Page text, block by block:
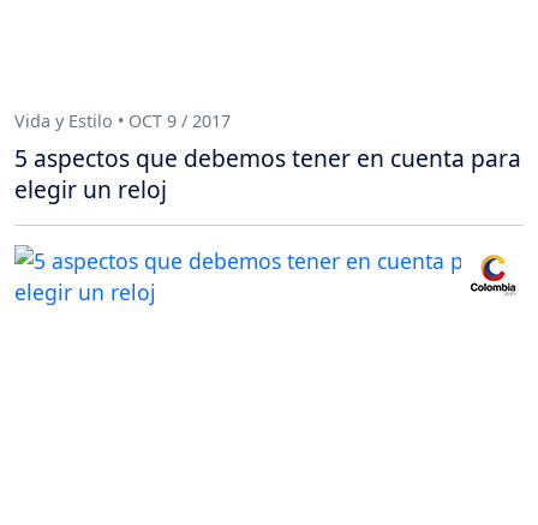
Vida y Estilo • OCT 9 / 2017
5 aspectos que debemos tener en cuenta para
elegir un reloj